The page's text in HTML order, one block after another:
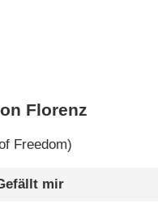
Florenz
Freedom)